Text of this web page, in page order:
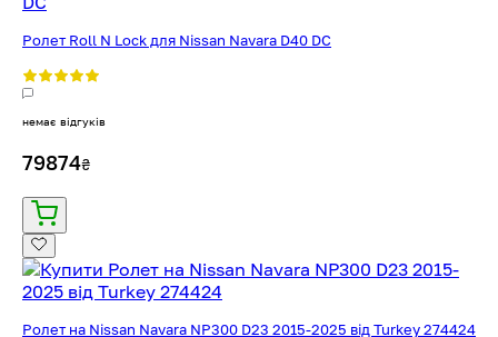
Ролет Roll N Lock для Nissan Navara D40 DC
немає відгуків
79874₴
Ролет на Nissan Navara NP300 D23 2015-2025 від Turkey 274424